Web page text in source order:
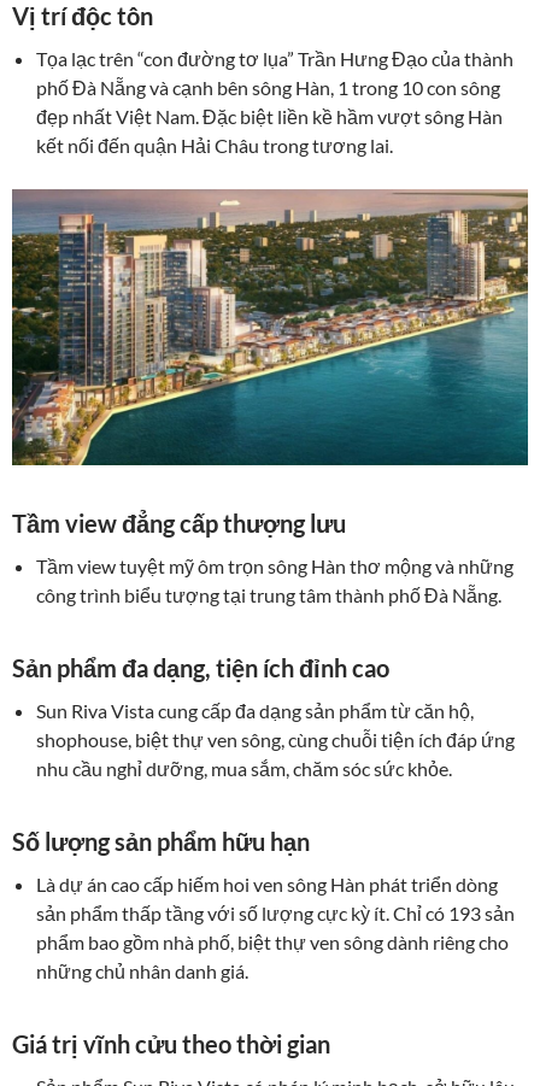
Vị trí độc tôn
Tọa lạc trên “con đường tơ lụa” Trần Hưng Đạo của thành
phố Đà Nẵng và cạnh bên sông Hàn, 1 trong 10 con sông
đẹp nhất Việt Nam. Đặc biệt liền kề hầm vượt sông Hàn
kết nối đến quận Hải Châu trong tương lai.
Tầm view đẳng cấp thượng lưu
Tầm view tuyệt mỹ ôm trọn sông Hàn thơ mộng và những
công trình biểu tượng tại trung tâm thành phố Đà Nẵng.
Sản phẩm đa dạng, tiện ích đỉnh cao
Sun Riva Vista cung cấp đa dạng sản phẩm từ căn hộ,
shophouse, biệt thự ven sông, cùng chuỗi tiện ích đáp ứng
nhu cầu nghỉ dưỡng, mua sắm, chăm sóc sức khỏe.
Số lượng sản phẩm hữu hạn
Là dự án cao cấp hiếm hoi ven sông Hàn phát triển dòng
sản phẩm thấp tầng với số lượng cực kỳ ít. Chỉ có 193 sản
phẩm bao gồm nhà phố, biệt thự ven sông dành riêng cho
những chủ nhân danh giá.
Giá trị vĩnh cửu theo thời gian